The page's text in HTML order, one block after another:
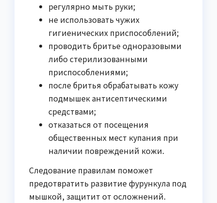
регулярно мыть руки;
не использовать чужих
гигиенических приспособлений;
проводить бритье одноразовыми
либо стерилизованными
приспособлениями;
после бритья обрабатывать кожу
подмышек антисептическими
средствами;
отказаться от посещения
общественных мест купания при
наличии повреждений кожи.
Следование правилам поможет
предотвратить развитие фурункула под
мышкой, защитит от осложнений.